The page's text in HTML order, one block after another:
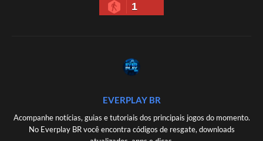
1
EVERPLAY BR
Acompanhe notícias, guias e tutoriais dos principais jogos do momento.
No Everplay BR você encontra códigos de resgate, downloads